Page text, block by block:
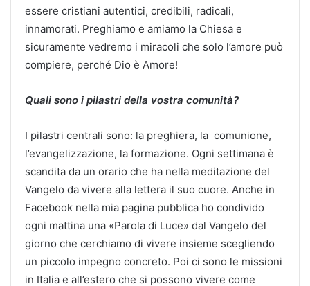
essere cristiani autentici, credibili, radicali,
innamorati. Preghiamo e amiamo la Chiesa e
sicuramente vedremo i miracoli che solo l’amore può
compiere, perché Dio è Amore!
Quali sono i pilastri della vostra comunità?
I pilastri centrali sono: la preghiera, la comunione,
l’evangelizzazione, la formazione. Ogni settimana è
scandita da un orario che ha nella meditazione del
Vangelo da vivere alla lettera il suo cuore. Anche in
Facebook nella mia pagina pubblica ho condivido
ogni mattina una «Parola di Luce» dal Vangelo del
giorno che cerchiamo di vivere insieme scegliendo
un piccolo impegno concreto. Poi ci sono le missioni
in Italia e all’estero che si possono vivere come